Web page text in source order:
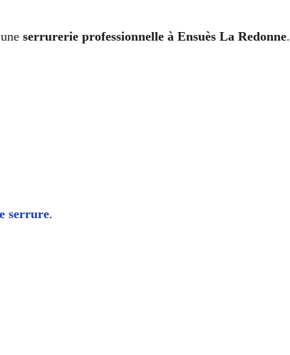
serrurerie professionnelle à Ensuès La Redonne.
serrure.